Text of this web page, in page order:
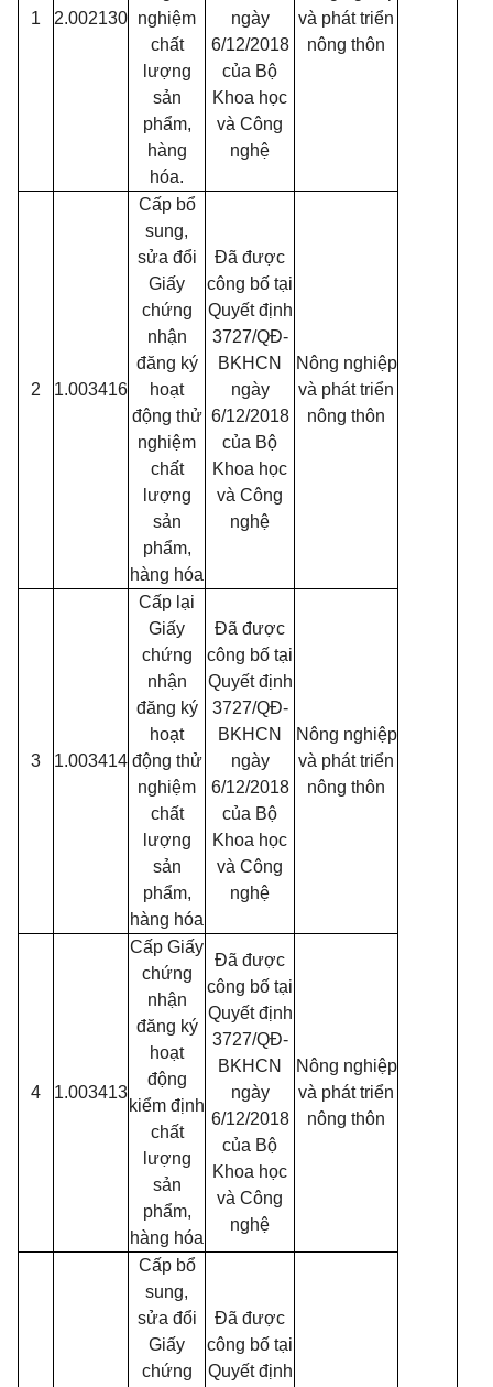
1 2.002130 nghiệm
chất
lượng
sản
phẩm,
hàng
hóa.
ngày
6/12/2018
của Bộ
Khoa học
và Công
nghệ
và phát triển
nông thôn
2 1.003416
Cấp bổ
sung,
sửa đổi
Giấy
chứng
nhận
đăng ký
hoạt
động thử
nghiệm
chất
lượng
sản
phẩm,
hàng hóa
Đã được
công bố tại
Quyết định
3727/QĐ-
BKHCN
ngày
6/12/2018
của Bộ
Khoa học
và Công
nghệ
Nông nghiệp
và phát triển
nông thôn
3 1.003414
Cấp lại
Giấy
chứng
nhận
đăng ký
hoạt
động thử
nghiệm
chất
lượng
sản
phẩm,
hàng hóa
Đã được
công bố tại
Quyết định
3727/QĐ-
BKHCN
ngày
6/12/2018
của Bộ
Khoa học
và Công
nghệ
Nông nghiệp
và phát triển
nông thôn
4 1.003413
Cấp Giấy
chứng
nhận
đăng ký
hoạt
động
kiểm định
chất
lượng
sản
phẩm,
hàng hóa
Đã được
công bố tại
Quyết định
3727/QĐ-
BKHCN
ngày
6/12/2018
của Bộ
Khoa học
và Công
nghệ
Nông nghiệp
và phát triển
nông thôn
Cấp bổ
sung,
sửa đổi
Giấy
chứng
Đã được
công bố tại
Quyết định